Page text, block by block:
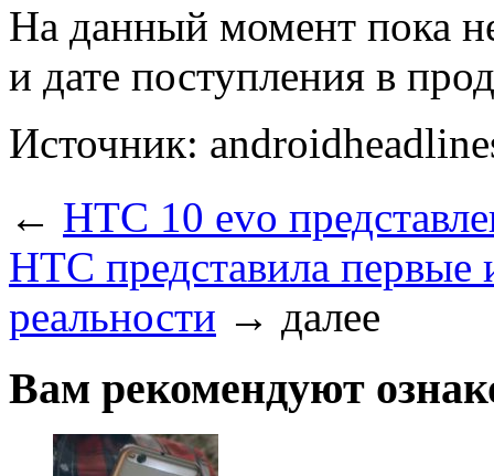
На данный момент пока
и дате поступления в
Источник:
← HTC 10 evo
HTC представила первые
реальности → далее
Вам рекомендуют